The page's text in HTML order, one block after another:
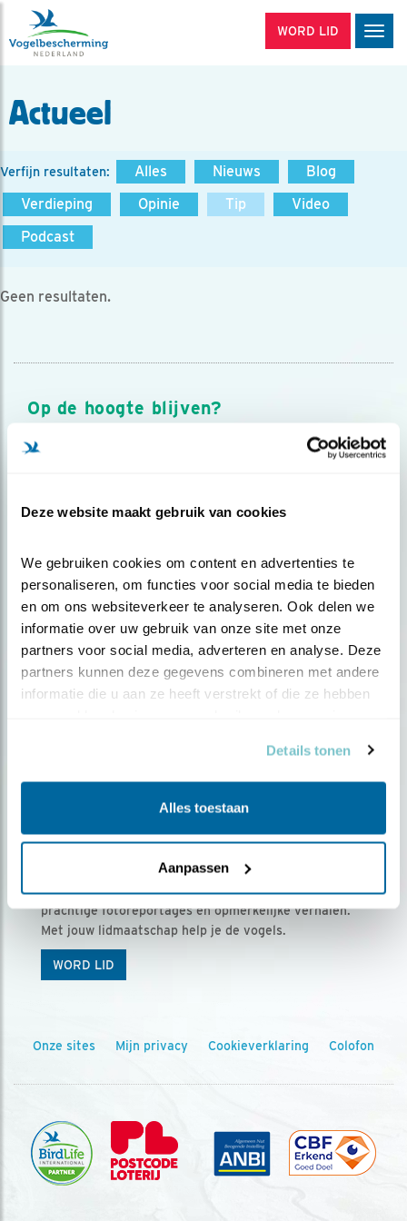
Deze website maakt gebruik van cookies
We gebruiken cookies om content en advertenties te
personaliseren, om functies voor social media te bieden
en om ons websiteverkeer te analyseren. Ook delen we
informatie over uw gebruik van onze site met onze
partners voor social media, adverteren en analyse. Deze
partners kunnen deze gegevens combineren met andere
informatie die u aan ze heeft verstrekt of die ze hebben
Details tonen
Alles toestaan
Aanpassen
WORD LID
Actueel
Verfijn resultaten: Alles Nieuws
Blog
Verdieping
Opinie Tip
Video
Podcast
Geen resultaten.
Op de hoogte blijven?
Meld je aan en ontvang nieuws, inspiratie, acties en tips
over vogels en activiteiten van Vogelbescherming.
Ontvang 5 x Vogels voor € 36,00 per jaar
Vogels is het tijdschrift voor onze leden, met
prachtige fotoreportages en opmerkelijke verhalen.
Met jouw lidmaatschap help je de vogels.
WORD LID
Onze sites Mijn privacy Cookieverklaring Colofon